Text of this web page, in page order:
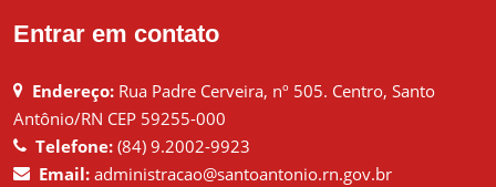
Entrar em contato
Endereço: Rua Padre Cerveira, nº 505. Centro, Santo
Antônio/RN CEP 59255-000
Telefone: (84) 9.2002-9923
Email: administracao@santoantonio.rn.gov.br